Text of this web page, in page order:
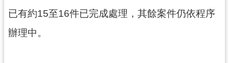
已有約15至16件已完成處理，其餘案件仍依程序
辦理中。